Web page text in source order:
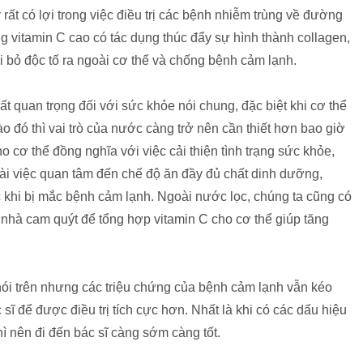
có lợi trong việc điều trị các bệnh nhiễm trùng về đường
C cao có tác dụng thúc đẩy sự hình thành collagen,
độc tố ra ngoài cơ thể và chống bệnh cảm lạnh.
quan trọng đối với sức khỏe nói chung, đặc biệt khi cơ thể
đó thì vai trò của nước càng trở nên cần thiết hơn bao giờ
cơ thể đồng nghĩa với việc cải thiện tình trạng sức khỏe,
việc quan tâm đến chế độ ăn đầy đủ chất dinh dưỡng,
bị mắc bệnh cảm lạnh. Ngoài nước lọc, chúng ta cũng có
cam quýt để tổng hợp vitamin C cho cơ thể giúp tăng
trên nhưng các triệu chứng của bệnh cảm lạnh vẫn kéo
để được điều trị tích cực hơn. Nhất là khi có các dấu hiệu
nên đi đến bác sĩ càng sớm càng tốt.